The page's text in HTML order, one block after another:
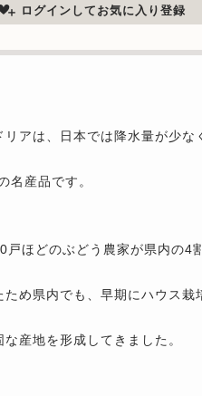
ログインしてお気に入り登録
アは、日本では降水量が少な
名産品です。
ほどのぶどう農家が県内の4
め県内でも、早期にハウス栽
産地を形成してきました。